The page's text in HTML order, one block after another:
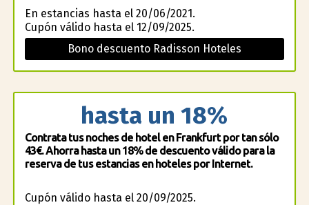
En estancias hasta el 20/06/2021.
Cupón válido hasta el 12/09/2025.
Bono descuento Radisson Hoteles
hasta un 18%
Contrata tus noches de hotel en Frankfurt por tan sólo
43€. Ahorra hasta un 18% de descuento válido para la
reserva de tus estancias en hoteles por Internet.
Cupón válido hasta el 20/09/2025.